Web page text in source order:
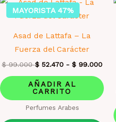
MAYORISTA 47%
Asad de Lattafa – La
Fuerza del Carácter
$99.000 $52.470- $99.000
AÑADIR AL
CARRITO
Perfumes Arabes